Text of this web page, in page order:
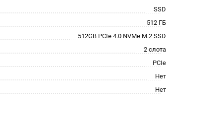
SSD
512 ГБ
512GB PCIe 4.0 NVMe M.2 SSD
2 слота
PCIe
Нет
Нет